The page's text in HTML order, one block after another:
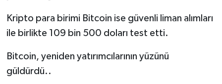
Kripto para birimi Bitcoin ise güvenli liman alımları
ile birlikte 109 bin 500 doları test etti.
Bitcoin, yeniden yatırımcılarının yüzünü
güldürdü..